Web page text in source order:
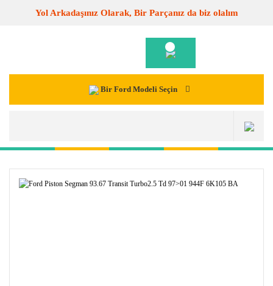
Yol Arkadaşınız Olarak, Bir Parçanız da biz olalım
Bir Ford Modeli Seçin